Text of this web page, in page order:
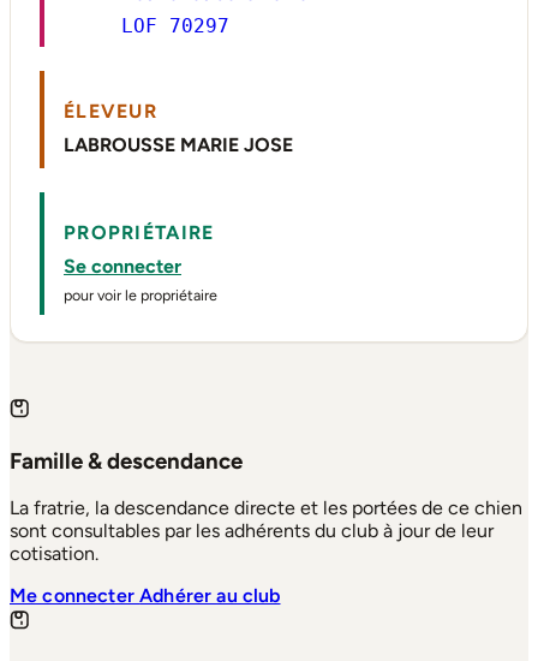
LOF 70297
ÉLEVEUR
LABROUSSE MARIE JOSE
PROPRIÉTAIRE
Se connecter
pour voir le propriétaire
Famille & descendance
La fratrie, la descendance directe et les portées de ce chien
sont consultables par les adhérents du club à jour de leur
cotisation.
Me connecterAdhérer au club